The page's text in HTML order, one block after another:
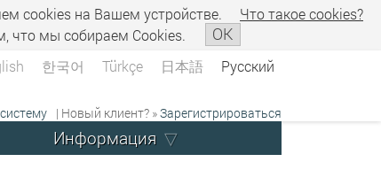
сookies на Вашем устройстве.
Что такое сookies?
что мы собираем Cookies.
OK
한국어 Türkçe 日本語 Русский
| Новый клиент? »Зарегистрироваться
Информация